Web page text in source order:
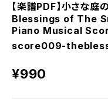
【楽譜PDF】小さな
Blessings of The
Piano Musical
score009-
¥990